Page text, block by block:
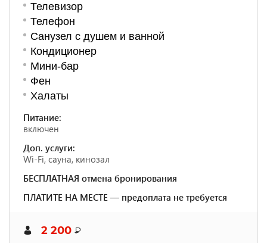
Телевизор
Телефон
Санузел с душем и ванной
Кондиционер
Мини-бар
Фен
Халаты
Питание:
включен
Доп. услуги:
Wi-Fi, сауна, кинозал
БЕСПЛАТНАЯ отмена бронирования
ПЛАТИТЕ НА МЕСТЕ — предоплата не требуется
2 200 ₽